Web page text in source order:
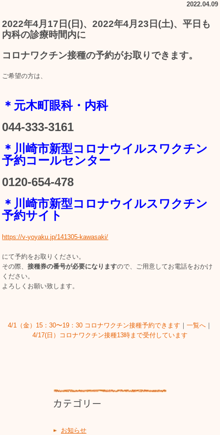
2022.04.09
2022年4月17日(日)、2022年4月23日(土)、平日も
内科の診療時間内に
コロナワクチン接種の予約がお取りできます。
ご希望の方は、
＊元木町眼科・内科
044-333-3161
＊川崎市新型コロナウイルスワクチン
予約コールセンター
0120-654-478
＊川崎市新型コロナウイルスワクチン
予約サイト
https://v-yoyaku.jp/141305-kawasaki/
にて予約をお取りください。
その際、接種券の番号が必要になりますので、ご用意してお電話をおかけ
ください。
よろしくお願い致します。
4/1（金）15：30〜19：30 コロナワクチン接種予約できます ｜ 一覧へ ｜
4/17(日）コロナワクチン接種13時まで受付しています
お知らせ